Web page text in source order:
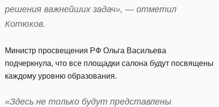
решения важнейших задач», — отметил
Котюков.
Министр просвещения РФ Ольга Васильева
подчеркнула, что все площадки салона будут посвящены
каждому уровню образования.
«Здесь не только будут представлены